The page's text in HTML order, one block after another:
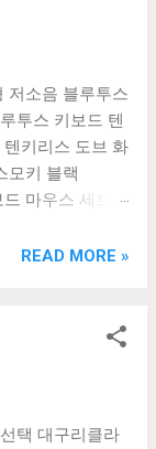
저소음 블루투스
투스 키보드 텐
텐키리스 도브 화
모키 블랙
마우스 세트
스 키보드
반형 블루투스
않도록 먼저 확
시죠? 특히 블
READ MORE »
택 대구리클라